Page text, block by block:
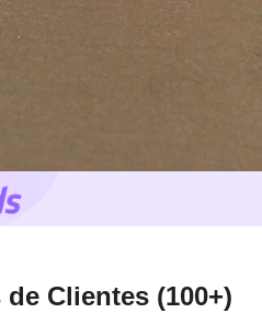
de Clientes (100+)